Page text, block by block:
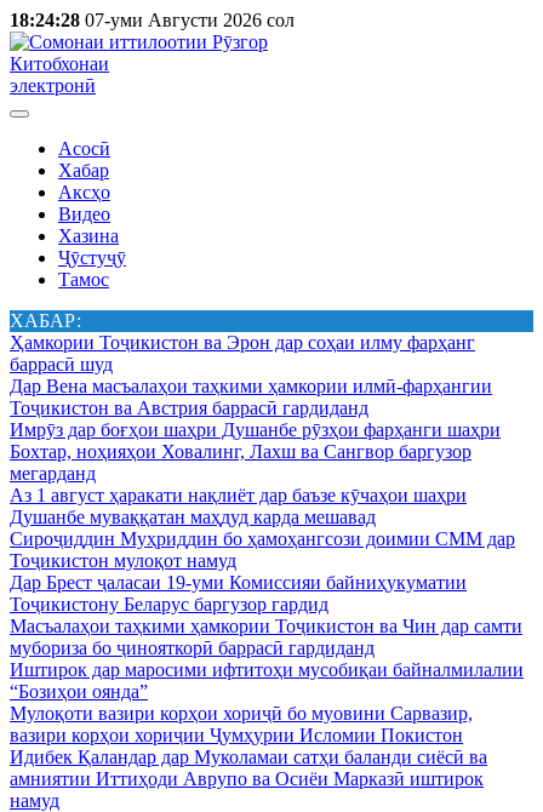
18:24:28 07-уми Августи 2026 сол
Китобхонаи
электронӣ
Асосӣ
Хабар
Аксҳо
Видео
Хазина
Ҷӯстуҷӯ
Тамос
ХАБАР:
Ҳамкории Тоҷикистон ва Эрон дар соҳаи илму фарҳанг
баррасӣ шуд
Дар Вена масъалаҳои таҳкими ҳамкории илмӣ-фарҳангии
Тоҷикистон ва Австрия баррасӣ гардиданд
Имрӯз дар боғҳои шаҳри Душанбе рӯзҳои фарҳанги шаҳри
Бохтар, ноҳияҳои Ховалинг, Лахш ва Сангвор баргузор
мегарданд
Аз 1 август ҳаракати нақлиёт дар баъзе кӯчаҳои шаҳри
Душанбе муваққатан маҳдуд карда мешавад
Сироҷиддин Муҳриддин бо ҳамоҳангсози доимии СММ дар
Тоҷикистон мулоқот намуд
Дар Брест ҷаласаи 19-уми Комиссияи байниҳукуматии
Тоҷикистону Беларус баргузор гардид
Масъалаҳои таҳкими ҳамкории Тоҷикистон ва Чин дар самти
мубориза бо ҷинояткорӣ баррасӣ гардиданд
Иштирок дар маросими ифтитоҳи мусобиқаи байналмилалии
“Бозиҳои оянда”
Мулоқоти вазири корҳои хориҷӣ бо муовини Сарвазир,
вазири корҳои хориҷии Ҷумҳурии Исломии Покистон
Идибек Қаландар дар Муколамаи сатҳи баланди сиёсӣ ва
амниятии Иттиҳоди Аврупо ва Осиёи Марказӣ иштирок
намуд